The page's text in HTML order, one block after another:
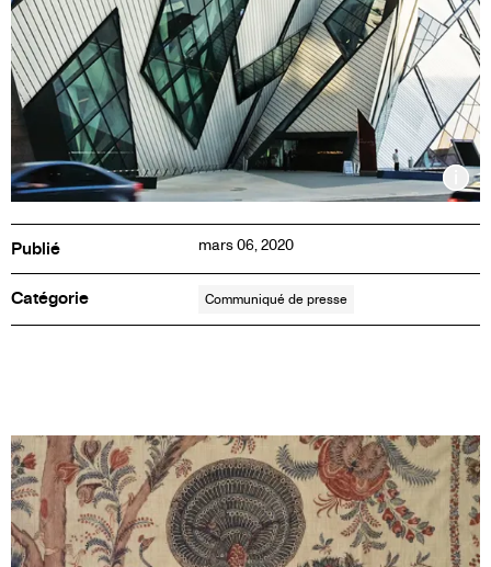
Publié mars 06, 2020
Catégorie Communiqué de presse
COMMUNIQUÉ
DE
PRESSE